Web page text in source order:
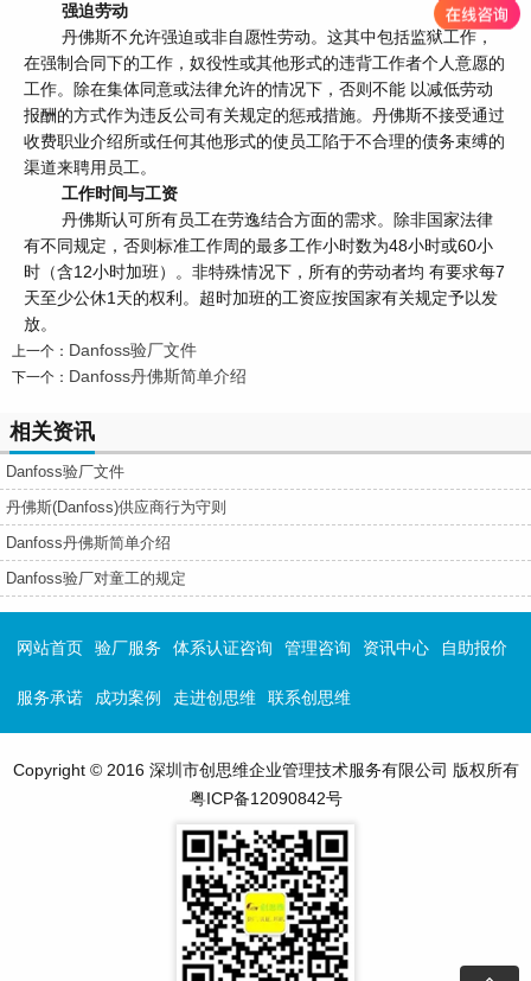
强迫劳动
丹佛斯不允许强迫或非自愿性劳动。这其中包括监狱工作，
在强制合同下的工作，奴役性或其他形式的违背工作者个人意愿的
工作。除在集体同意或法律允许的情况下，否则不能 以减低劳动
报酬的方式作为违反公司有关规定的惩戒措施。丹佛斯不接受通过
收费职业介绍所或任何其他形式的使员工陷于不合理的债务束缚的
渠道来聘用员工。
工作时间与工资
丹佛斯认可所有员工在劳逸结合方面的需求。除非国家法律
有不同规定，否则标准工作周的最多工作小时数为48小时或60小
时（含12小时加班）。非特殊情况下，所有的劳动者均 有要求每7
天至少公休1天的权利。超时加班的工资应按国家有关规定予以发
放。
上一个： Danfoss验厂文件
下一个： Danfoss丹佛斯简单介绍
相关资讯
Danfoss验厂文件
丹佛斯(Danfoss)供应商行为守则
Danfoss丹佛斯简单介绍
Danfoss验厂对童工的规定
网站首页 验厂服务 体系认证咨询 管理咨询 资讯中心 自助报价
服务承诺 成功案例 走进创思维 联系创思维
Copyright © 2016 深圳市创思维企业管理技术服务有限公司 版权所有
粤ICP备12090842号